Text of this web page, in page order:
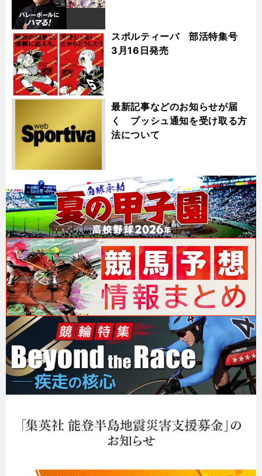
スポルティーバ 部活特集号
3月16日発売
最新記事などのお知らせが届
く プッシュ通知を受け取る方
法について